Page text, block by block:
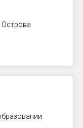
Острова